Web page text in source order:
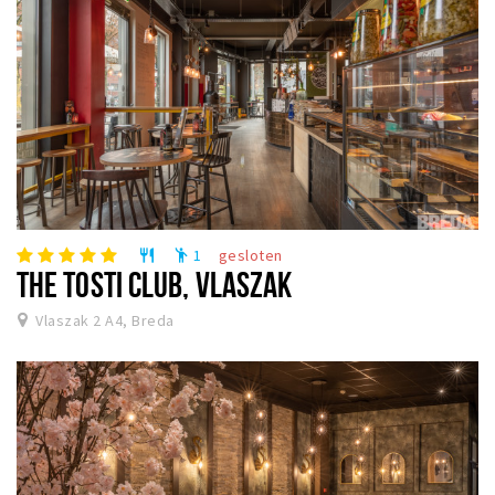
restaurant emoji_people 1 gesloten
THE TOSTI CLUB, VLASZAK
Vlaszak 2 A4, Breda